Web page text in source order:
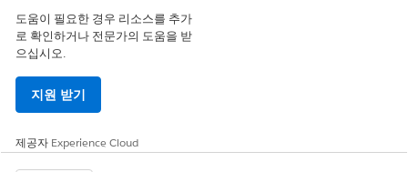
예
도움이 필요한 경우 리소스를 추가
로 확인하거나 전문가의 도움을 받
으십시오.
지원 받기
제공자 Experience Cloud